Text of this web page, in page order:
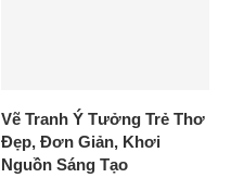
Vẽ Tranh Ý Tưởng Trẻ Thơ
Đẹp, Đơn Giản, Khơi
Nguồn Sáng Tạo